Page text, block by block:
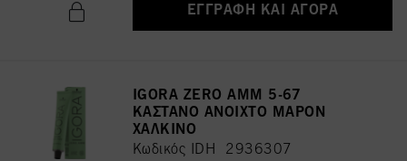
ΕΓΓΡΑΦΉ ΚΑΙ ΑΓΟΡΆ
IGORA ZERO AMM 5-67
ΚΑΣΤΑΝΟ ΑΝΟΙΧΤΟ ΜΑΡΟΝ
ΧΑΛΚΙΝΟ
Κωδικός IDH 2936307